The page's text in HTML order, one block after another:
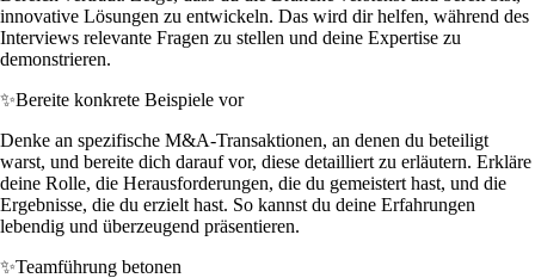
innovative Lösungen zu entwickeln. Das wird dir helfen, während des
Interviews relevante Fragen zu stellen und deine Expertise zu
demonstrieren.
✨Bereite konkrete Beispiele vor
Denke an spezifische M&A-Transaktionen, an denen du beteiligt
warst, und bereite dich darauf vor, diese detailliert zu erläutern. Erkläre
deine Rolle, die Herausforderungen, die du gemeistert hast, und die
Ergebnisse, die du erzielt hast. So kannst du deine Erfahrungen
lebendig und überzeugend präsentieren.
✨Teamführung betonen